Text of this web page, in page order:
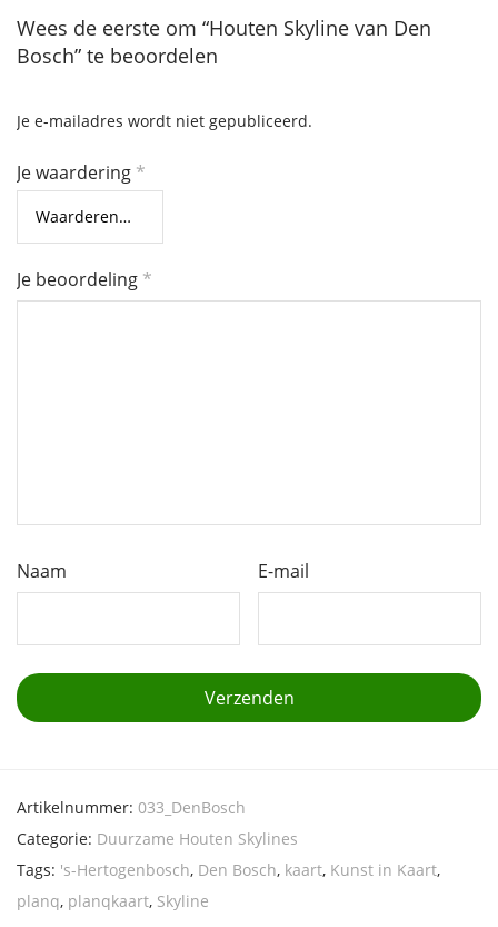
Wees de eerste om “Houten Skyline van Den
Bosch” te beoordelen
Je e-mailadres wordt niet gepubliceerd.
Je waardering *
Je beoordeling *
Naam E-mail
Artikelnummer: 033_DenBosch
Categorie: Duurzame Houten Skylines
Tags: 's-Hertogenbosch, Den Bosch, kaart, Kunst in Kaart,
planq, planqkaart, Skyline